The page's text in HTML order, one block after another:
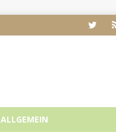
ALLGEMEIN